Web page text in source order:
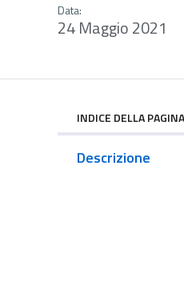
Data:
24 Maggio 2021
INDICE DELLA PAGINA
Descrizione